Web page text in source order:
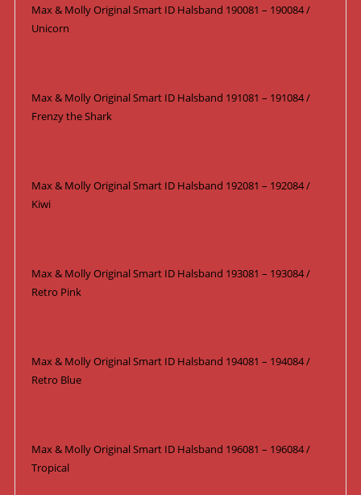
Max & Molly Original Smart ID Halsband 190081 – 190084 /
Unicorn
Max & Molly Original Smart ID Halsband 191081 – 191084 /
Frenzy the Shark
Max & Molly Original Smart ID Halsband 192081 – 192084 /
Kiwi
Max & Molly Original Smart ID Halsband 193081 – 193084 /
Retro Pink
Max & Molly Original Smart ID Halsband 194081 – 194084 /
Retro Blue
Max & Molly Original Smart ID Halsband 196081 – 196084 /
Tropical